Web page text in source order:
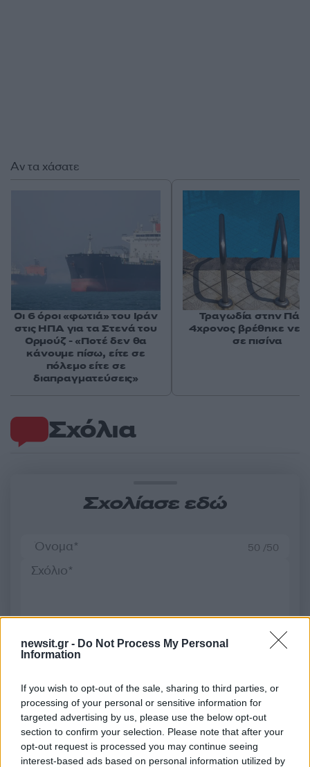
newsit.gr - Do Not Process My Personal
Information
If you wish to opt-out of the sale, sharing to third parties, or
processing of your personal or sensitive information for
targeted advertising by us, please use the below opt-out
section to confirm your selection. Please note that after your
opt-out request is processed you may continue seeing
interest-based ads based on personal information utilized by
Σχόλια
Σχολίασε εδώ
50 /50
2000 /2000
Όροι Χρήσης. Το site προστατεύεται από reCAPTCHA, ισχύουν
Πολιτική Απορρήτου
Όροι Χρήσης της Google.
Κόσμος
ΓΕΝΣ ΣΤΟΛΤΕΝΜΠΕΡΓΚ
ΜΑΡΚ ΡΟΥΤΕ
ΟΥΚΡΑΝΙΑ
ΡΩΣΙΑ
Αν τα χάσατε
Οι 6 όροι «φωτιά» του Ιράν
στις ΗΠΑ για τα Στενά του
Ορμούζ - «Ποτέ δεν θα
κάνουμε πίσω, είτε σε
πόλεμο είτε σε
διαπραγματεύσεις»
Τραγωδία στην
4χρονος βρέθηκε
σε πισίνα